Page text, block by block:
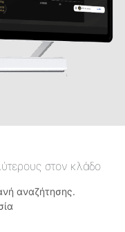
στον κλάδο
αναζήτησης.